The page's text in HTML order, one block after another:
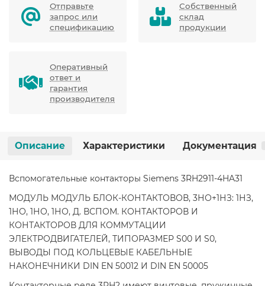
Отправьте
запрос или
спецификацию
Собственный
склад
продукции
Оперативный
ответ и
гарантия
производителя
Описание Характеристики Документация
Вспомогательные контакторы Siemens 3RH2911-4HA31
МОДУЛЬ МОДУЛЬ БЛОК-КОНТАКТОВОВ, 3НО+1НЗ: 1НЗ,
1НО, 1НО, 1НО, Д. ВСПОМ. КОНТАКТОРОВ И
КОНТАКТОРОВ ДЛЯ КОММУТАЦИИ
ЭЛЕКТРОДВИГАТЕЛЕЙ, ТИПОРАЗМЕР S00 И S0,
ВЫВОДЫ ПОД КОЛЬЦЕВЫЕ КАБЕЛЬНЫЕ
НАКОНЕЧНИКИ DIN EN 50012 И DIN EN 50005